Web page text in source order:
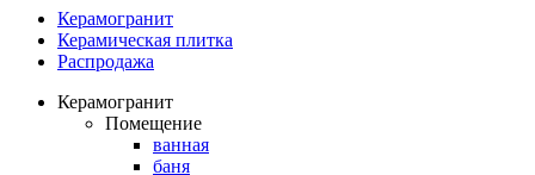
Керамогранит
Керамическая плитка
Распродажа
Керамогранит
Помещение
ванная
баня